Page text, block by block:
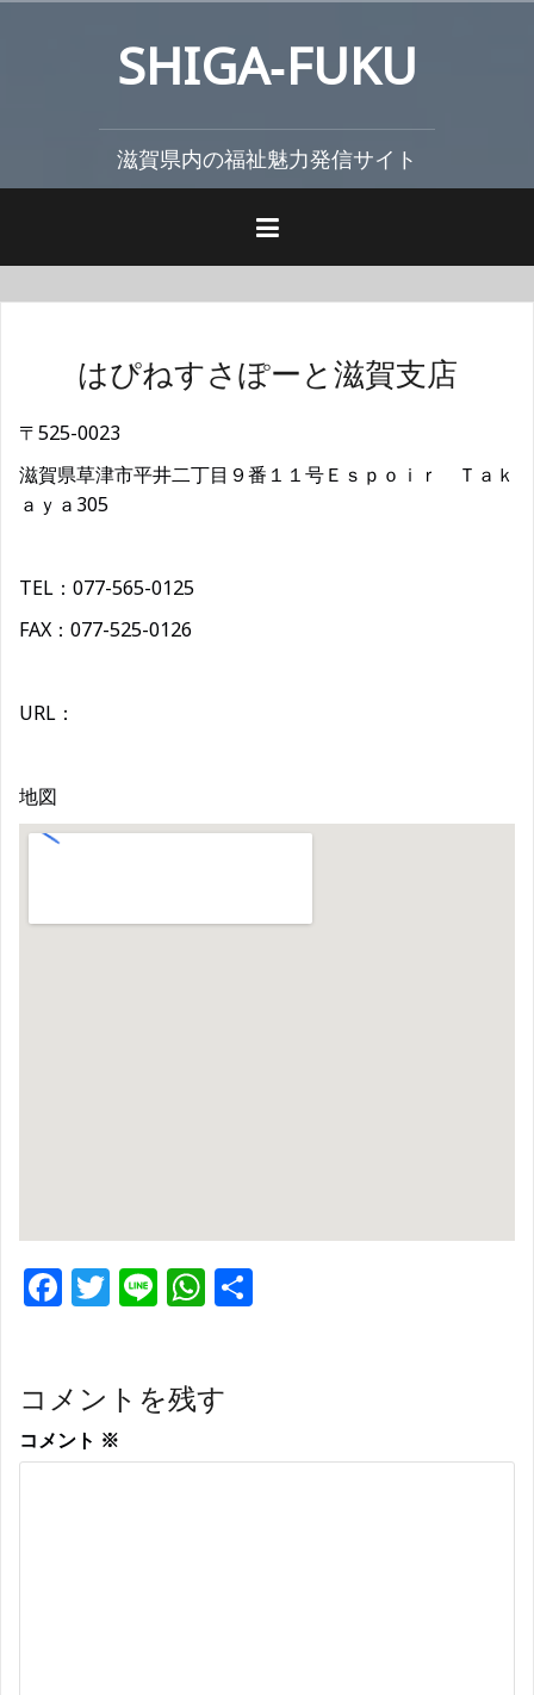
ス
SHIGA‐FUKU
滋賀県内の福祉魅力発信サイト
はぴねすさぽーと滋賀支店
〒525-0023
滋賀県草津市平井二丁目９番１１号Ｅｓｐｏｉｒ Ｔａｋ
ａｙａ305
TEL：077-565-0125
FAX：077-525-0126
URL：
地図
F
b
o
o
T
er
Li W
s
p
コメントを残す
コメント ※